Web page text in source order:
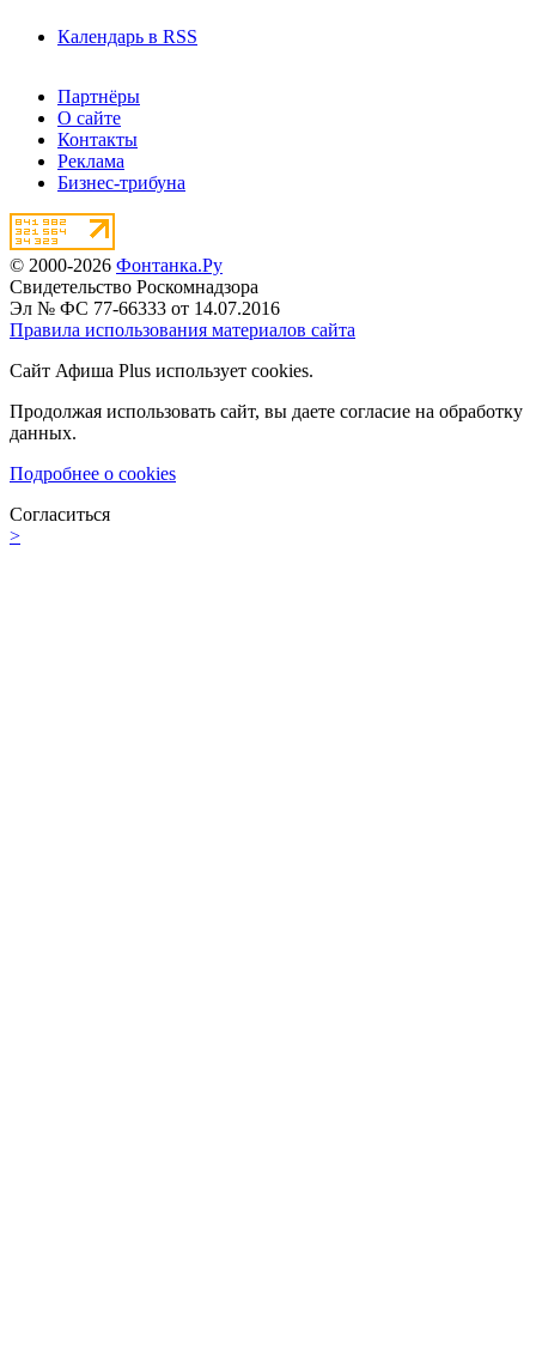
Календарь в RSS
Партнёры
О сайте
Контакты
Реклама
Бизнес-трибуна
© 2000-2026 Фонтанка.Ру
Свидетельство Роскомнадзора
Эл № ФС 77-66333 от 14.07.2016
Правила использования материалов сайта
Сайт Афиша Plus использует cookies.
Продолжая использовать сайт, вы даете согласие на обработку
данных.
Подробнее о cookies
Согласиться
>